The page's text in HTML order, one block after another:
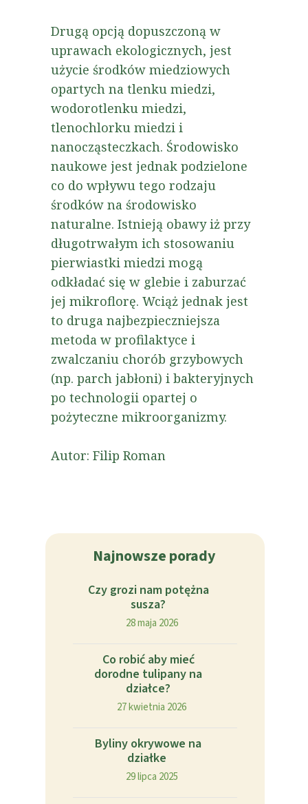
Najnowsze porady
Czy grozi nam potężna
susza?
28 maja 2026
Co robić aby mieć
dorodne tulipany na
działce?
27 kwietnia 2026
Byliny okrywowe na
działke
29 lipca 2025
Drugą opcją dopuszczoną w
uprawach ekologicznych, jest
użycie środków miedziowych
opartych na tlenku miedzi,
wodorotlenku miedzi,
tlenochlorku miedzi i
nanocząsteczkach. Środowisko
naukowe jest jednak podzielone
co do wpływu tego rodzaju
środków na środowisko
naturalne. Istnieją obawy iż przy
długotrwałym ich stosowaniu
pierwiastki miedzi mogą
odkładać się w glebie i zaburzać
jej mikroflorę. Wciąż jednak jest
to druga najbezpieczniejsza
metoda w profilaktyce i
zwalczaniu chorób grzybowych
(np. parch jabłoni) i bakteryjnych
po technologii opartej o
pożyteczne mikroorganizmy.
Autor: Filip Roman